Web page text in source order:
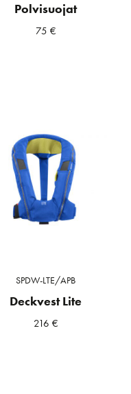
Polvisuojat
75 €
SPDW-LTE/APB
Deckvest Lite
216 €